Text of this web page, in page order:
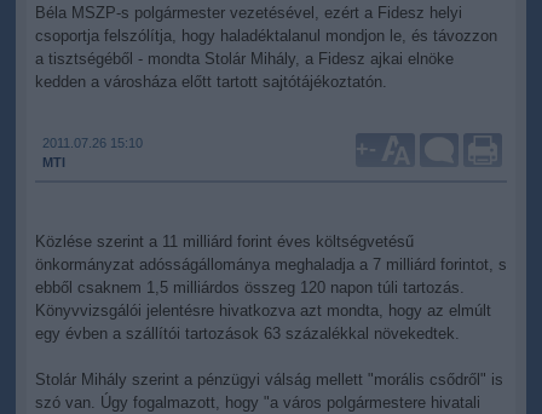
Béla MSZP-s polgármester vezetésével, ezért a Fidesz helyi
csoportja felszólítja, hogy haladéktalanul mondjon le, és távozzon
a tisztségéből - mondta Stolár Mihály, a Fidesz ajkai elnöke
kedden a városháza előtt tartott sajtótájékoztatón.
2011.07.26 15:10
MTI
+-
Közlése szerint a 11 milliárd forint éves költségvetésű
önkormányzat adósságállománya meghaladja a 7 milliárd forintot, s
ebből csaknem 1,5 milliárdos összeg 120 napon túli tartozás.
Könyvvizsgálói jelentésre hivatkozva azt mondta, hogy az elmúlt
egy évben a szállítói tartozások 63 százalékkal növekedtek.
Stolár Mihály szerint a pénzügyi válság mellett "morális csődről" is
szó van. Úgy fogalmazott, hogy "a város polgármestere hivatali